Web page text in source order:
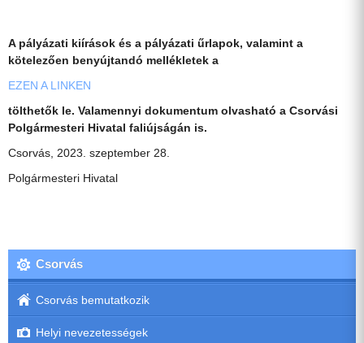
A pályázati kiírások és a pályázati űrlapok, valamint a
kötelezően benyújtandó mellékletek a
EZEN A LINKEN
tölthetők le. Valamennyi dokumentum olvasható a Csorvási
Polgármesteri Hivatal faliújságán is.
Csorvás, 2023. szeptember 28.
Polgármesteri Hivatal
Csorvás
Csorvás bemutatkozik
Helyi nevezetességek